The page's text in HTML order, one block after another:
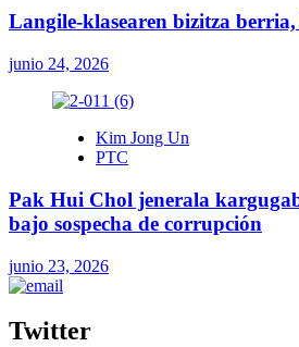
Langile-klasearen bizitza
junio 24, 2026
Kim Jong Un
PTC
Pak Hui Chol jenerala
bajo sospecha de corrupción
junio 23, 2026
Twitter